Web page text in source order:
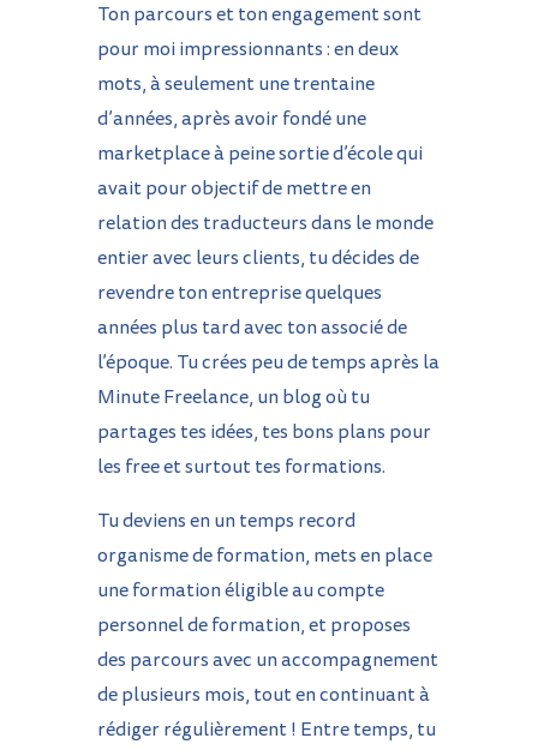
Ton parcours et ton engagement sont
pour moi impressionnants : en deux
mots, à seulement une trentaine
d’années, après avoir fondé une
marketplace à peine sortie d’école qui
avait pour objectif de mettre en
relation des traducteurs dans le monde
entier avec leurs clients, tu décides de
revendre ton entreprise quelques
années plus tard avec ton associé de
l’époque. Tu crées peu de temps après la
Minute Freelance, un blog où tu
partages tes idées, tes bons plans pour
les free et surtout tes formations.
Tu deviens en un temps record
organisme de formation, mets en place
une formation éligible au compte
personnel de formation, et proposes
des parcours avec un accompagnement
de plusieurs mois, tout en continuant à
rédiger régulièrement ! Entre temps, tu